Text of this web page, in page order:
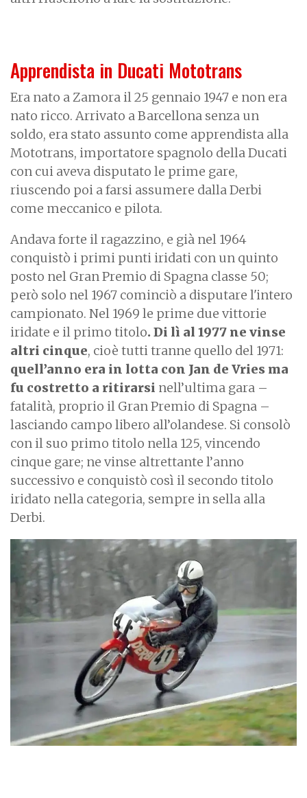
Apprendista in Ducati Mototrans
Era nato a Zamora il 25 gennaio 1947 e non era
nato ricco. Arrivato a Barcellona senza un
soldo, era stato assunto come apprendista alla
Mototrans, importatore spagnolo della Ducati
con cui aveva disputato le prime gare,
riuscendo poi a farsi assumere dalla Derbi
come meccanico e pilota.
Andava forte il ragazzino, e già nel 1964
conquistò i primi punti iridati con un quinto
posto nel Gran Premio di Spagna classe 50;
però solo nel 1967 cominciò a disputare l'intero
campionato. Nel 1969 le prime due vittorie
iridate e il primo titolo. Di lì al 1977 ne vinse
altri cinque, cioè tutti tranne quello del 1971:
quell’anno era in lotta con Jan de Vries ma
fu costretto a ritirarsi nell’ultima gara –
fatalità, proprio il Gran Premio di Spagna –
lasciando campo libero all’olandese. Si consolò
con il suo primo titolo nella 125, vincendo
cinque gare; ne vinse altrettante l’anno
successivo e conquistò così il secondo titolo
iridato nella categoria, sempre in sella alla
Derbi.